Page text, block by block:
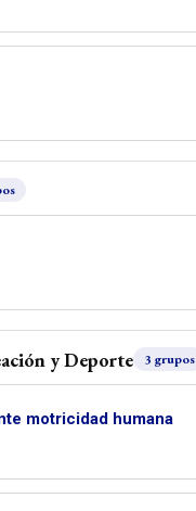
y Deporte 3 grupos
motricidad humana